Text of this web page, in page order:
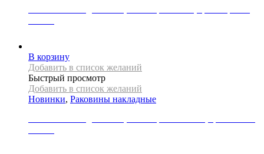
В корзину
Добавить в список желаний
Быстрый просмотр
Добавить в список желаний
Новинки, Раковины накладные